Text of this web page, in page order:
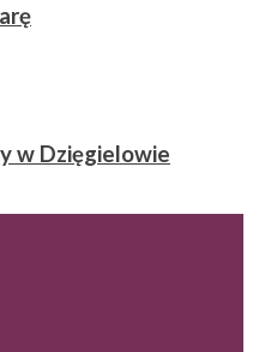
w Dzięgielowie